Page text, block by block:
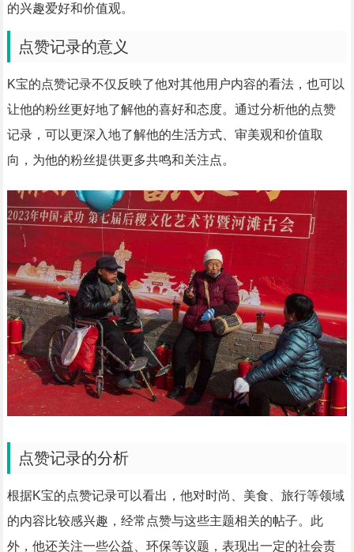
的兴趣爱好和价值观。
点赞记录的意义
K宝的点赞记录不仅反映了他对其他用户内容的看法，也可以
让他的粉丝更好地了解他的喜好和态度。通过分析他的点赞
记录，可以更深入地了解他的生活方式、审美观和价值取
向，为他的粉丝提供更多共鸣和关注点。
点赞记录的分析
根据K宝的点赞记录可以看出，他对时尚、美食、旅行等领域
的内容比较感兴趣，经常点赞与这些主题相关的帖子。此
外，他还关注一些公益、环保等议题，表现出一定的社会责